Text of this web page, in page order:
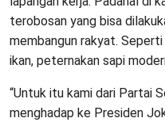
terobosan yang bisa
membangun rakyat.
ikan, peternakan sapi
“Untuk itu kami dari Partai
menghadap ke Presiden